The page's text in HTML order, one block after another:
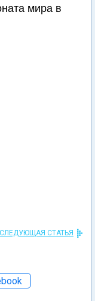
мира в
СЛЕДУЮЩАЯ СТАТЬЯ